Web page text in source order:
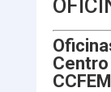
CCFEM